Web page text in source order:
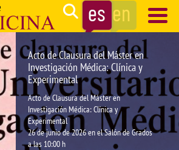
Search
Acto de Clausura del Máster en
Investigación Médica: Clínica y
Experimental
Acto de Clausura del Máster en
Investigación Médica: Clínica y
Experimental
26 de junio de 2026 en el Salón de Grados
a las 10:00 h